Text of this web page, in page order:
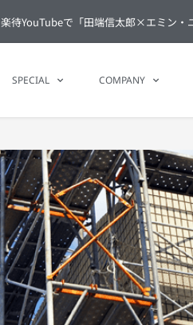
楽待YouTubeで「田端信太郎×エミン
SPECIAL COMPANY